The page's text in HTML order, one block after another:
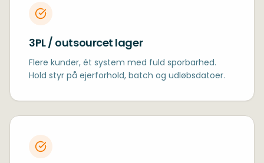
3PL / outsourcet lager
Flere kunder, ét system med fuld sporbarhed.
Hold styr på ejerforhold, batch og udløbsdatoer.